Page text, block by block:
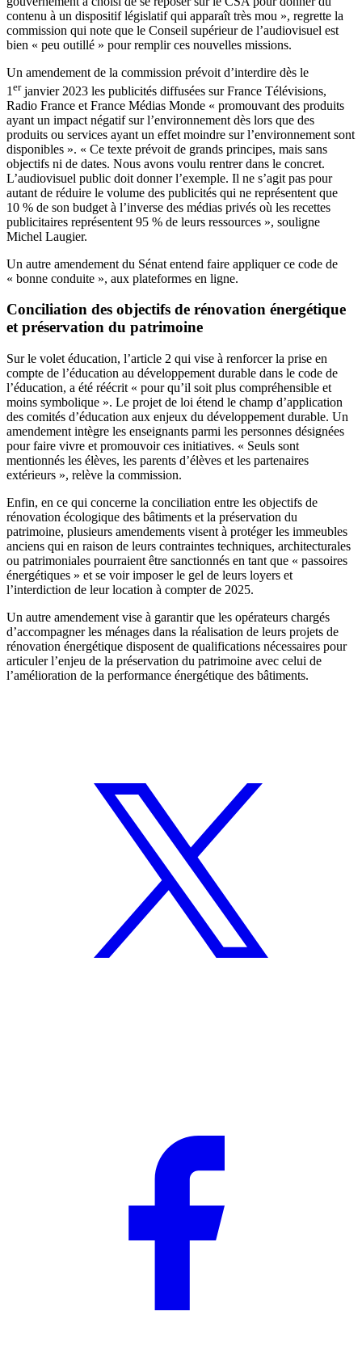
contenu à un dispositif législatif qui apparaît très mou », regrette la
commission qui note que le Conseil supérieur de l’audiovisuel est
bien « peu outillé » pour remplir ces nouvelles missions.
Un amendement de la commission prévoit d’interdire dès le
1 erjanvier 2023 les publicités diffusées sur France Télévisions,
Radio France et France Médias Monde « promouvant des produits
ayant un impact négatif sur l’environnement dès lors que des
produits ou services ayant un effet moindre sur l’environnement sont
disponibles ». « Ce texte prévoit de grands principes, mais sans
objectifs ni de dates. Nous avons voulu rentrer dans le concret.
L’audiovisuel public doit donner l’exemple. Il ne s’agit pas pour
autant de réduire le volume des publicités qui ne représentent que
10 % de son budget à l’inverse des médias privés où les recettes
publicitaires représentent 95 % de leurs ressources », souligne
Michel Laugier.
Un autre amendement du Sénat entend faire appliquer ce code de
« bonne conduite », aux plateformes en ligne.
Conciliation des objectifs de rénovation énergétique
et préservation du patrimoine
Sur le volet éducation, l’article 2 qui vise à renforcer la prise en
compte de l’éducation au développement durable dans le code de
l’éducation, a été réécrit « pour qu’il soit plus compréhensible et
moins symbolique ». Le projet de loi étend le champ d’application
des comités d’éducation aux enjeux du développement durable. Un
amendement intègre les enseignants parmi les personnes désignées
pour faire vivre et promouvoir ces initiatives. « Seuls sont
mentionnés les élèves, les parents d’élèves et les partenaires
extérieurs », relève la commission.
Enfin, en ce qui concerne la conciliation entre les objectifs de
rénovation écologique des bâtiments et la préservation du
patrimoine, plusieurs amendements visent à protéger les immeubles
anciens qui en raison de leurs contraintes techniques, architecturales
ou patrimoniales pourraient être sanctionnés en tant que « passoires
énergétiques » et se voir imposer le gel de leurs loyers et
l’interdiction de leur location à compter de 2025.
Un autre amendement vise à garantir que les opérateurs chargés
d’accompagner les ménages dans la réalisation de leurs projets de
rénovation énergétique disposent de qualifications nécessaires pour
articuler l’enjeu de la préservation du patrimoine avec celui de
l’amélioration de la performance énergétique des bâtiments.